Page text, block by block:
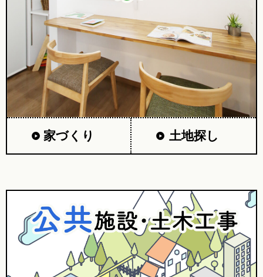
家づくり 土地探し